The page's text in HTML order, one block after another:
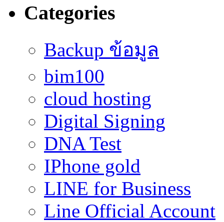
Categories
Backup ข้อมูล
bim100
cloud hosting
Digital Signing
DNA Test
IPhone gold
LINE for Business
Line Official Account